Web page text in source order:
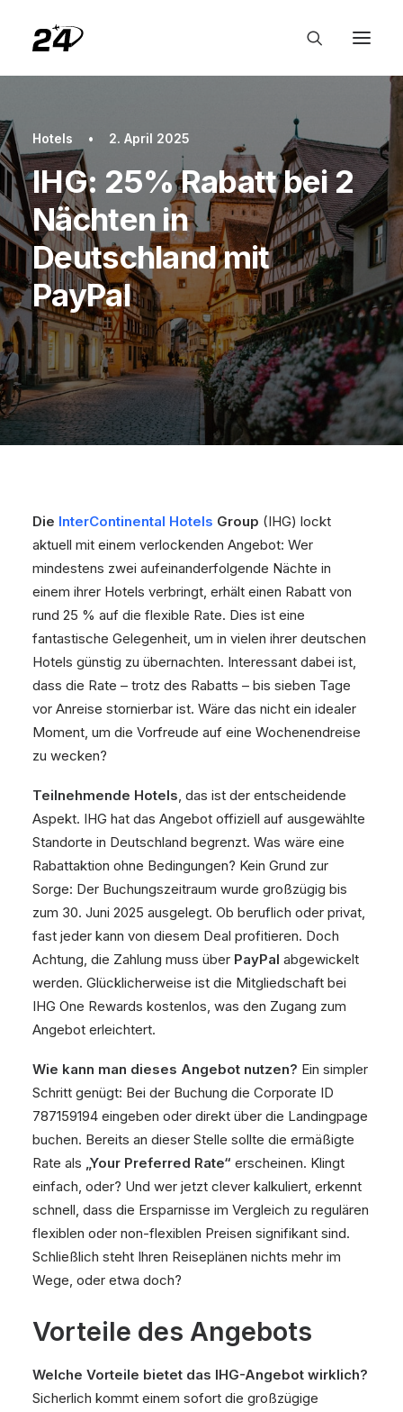
Hotels • 2. April 2025
IHG: 25% Rabatt bei 2
Nächten in
Deutschland mit
PayPal
Die InterContinental Hotels Group (IHG) lockt
aktuell mit einem verlockenden Angebot: Wer
mindestens zwei aufeinanderfolgende Nächte in
einem ihrer Hotels verbringt, erhält einen Rabatt von
rund 25 % auf die flexible Rate. Dies ist eine
fantastische Gelegenheit, um in vielen ihrer deutschen
Hotels günstig zu übernachten. Interessant dabei ist,
dass die Rate – trotz des Rabatts – bis sieben Tage
vor Anreise stornierbar ist. Wäre das nicht ein idealer
Moment, um die Vorfreude auf eine Wochenendreise
zu wecken?
Teilnehmende Hotels, das ist der entscheidende
Aspekt. IHG hat das Angebot offiziell auf ausgewählte
Standorte in Deutschland begrenzt. Was wäre eine
Rabattaktion ohne Bedingungen? Kein Grund zur
Sorge: Der Buchungszeitraum wurde großzügig bis
zum 30. Juni 2025 ausgelegt. Ob beruflich oder privat,
fast jeder kann von diesem Deal profitieren. Doch
Achtung, die Zahlung muss über PayPal abgewickelt
werden. Glücklicherweise ist die Mitgliedschaft bei
IHG One Rewards kostenlos, was den Zugang zum
Angebot erleichtert.
Wie kann man dieses Angebot nutzen? Ein simpler
Schritt genügt: Bei der Buchung die Corporate ID
787159194 eingeben oder direkt über die Landingpage
buchen. Bereits an dieser Stelle sollte die ermäßigte
Rate als „Your Preferred Rate“ erscheinen. Klingt
einfach, oder? Und wer jetzt clever kalkuliert, erkennt
schnell, dass die Ersparnisse im Vergleich zu regulären
flexiblen oder non-flexiblen Preisen signifikant sind.
Schließlich steht Ihren Reiseplänen nichts mehr im
Wege, oder etwa doch?
Vorteile des Angebots
Welche Vorteile bietet das IHG-Angebot wirklich?
Sicherlich kommt einem sofort die großzügige